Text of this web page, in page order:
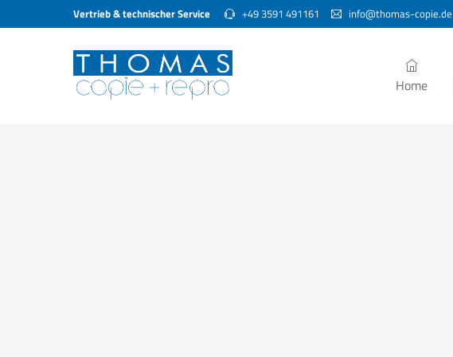
Vertrieb & technischer Service +49 3591 491161 info@thomas-copie.de
Home